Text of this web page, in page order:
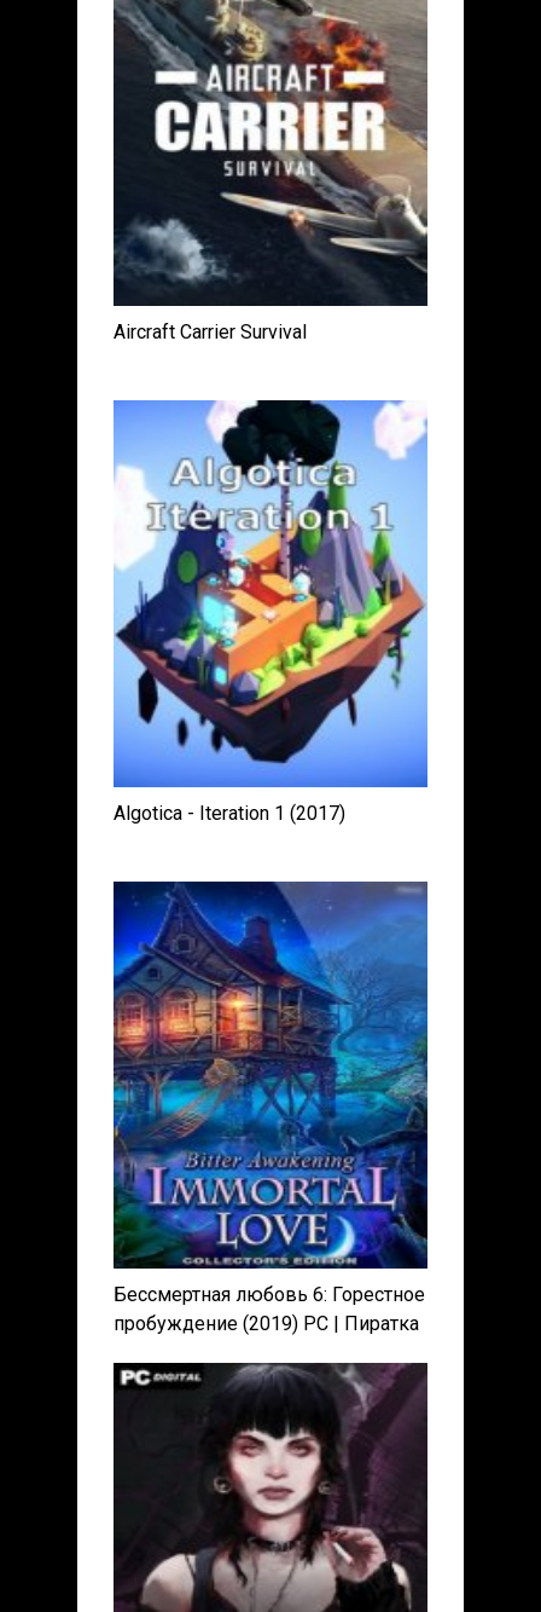
Aircraft Carrier Survival
Algotica - Iteration 1 (2017)
Бессмертная любовь 6: Горестное
пробуждение (2019) PC | Пиратка